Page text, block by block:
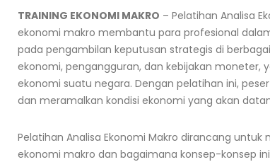
TRAINING EKONOMI MAKRO – Pelatihan Analisa
ekonomi makro membantu para profesional
pada pengambilan keputusan strategis di
ekonomi, pengangguran, dan kebijakan
ekonomi suatu negara. Dengan pelatihan ini,
dan meramalkan kondisi ekonomi yang akan
Pelatihan Analisa Ekonomi Makro dirancang
ekonomi makro dan bagaimana konsep-konsep